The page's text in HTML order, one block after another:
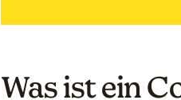
Was ist ein